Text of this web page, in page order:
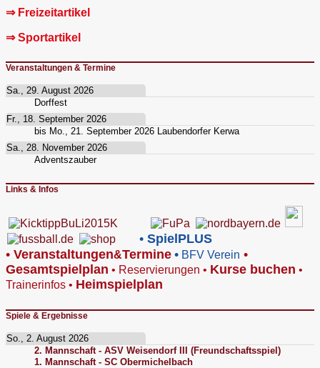
⇒ Freizeitartikel
⇒ Sportartikel
Veranstaltungen & Termine
Sa., 29. August 2026
Dorffest
Fr., 18. September 2026
bis Mo., 21. September 2026
Laubendorfer Kerwa
Sa., 28. November 2026
Adventszauber
Links & Infos
• SpielPLUS
• Veranstaltungen&Termine • BFV Verein •
Gesamtspielplan • Reservierungen • Kurse buchen •
Trainerinfos • Heimspielplan
Spiele & Ergebnisse
So., 2. August 2026
2. Mannschaft - ASV Weisendorf III (Freundschaftsspiel)
1. Mannschaft - SC Obermichelbach